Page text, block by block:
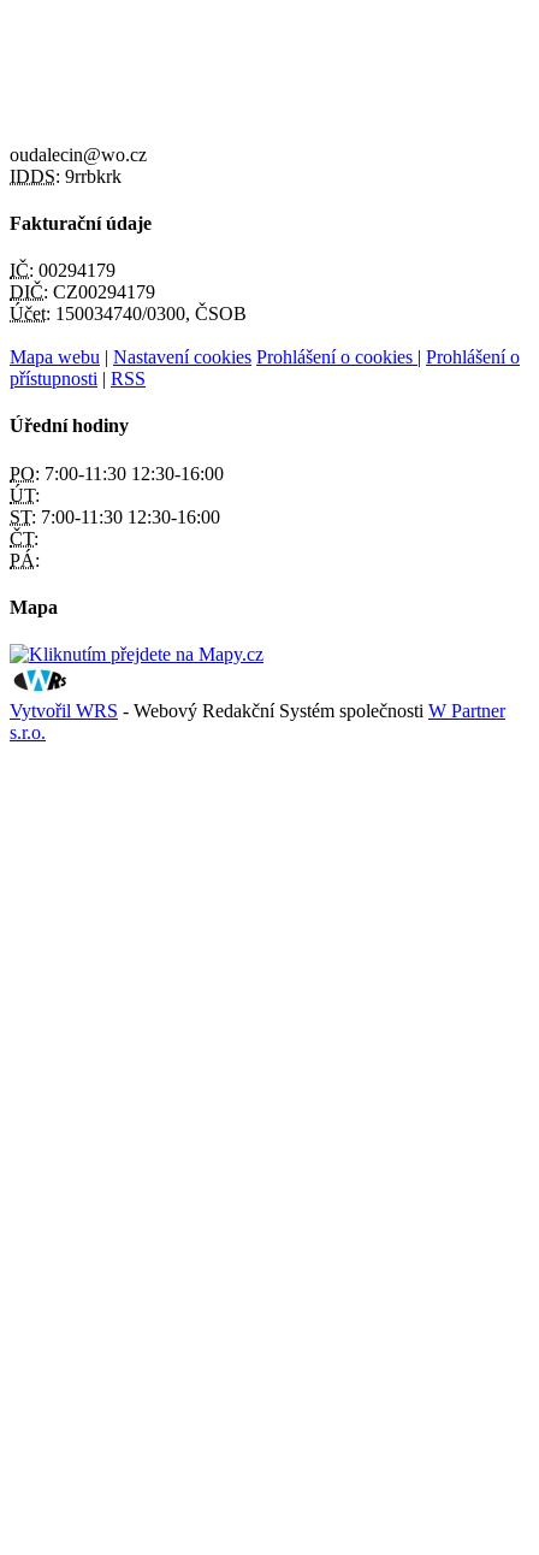
oudalecin@wo.cz
IDDS: 9rrbkrk
Fakturační údaje
IČ: 00294179
DIČ: CZ00294179
Účet: 150034740/0300, ČSOB
Mapa webu | Nastavení cookies Prohlášení o cookies | Prohlášení o
přístupnosti | RSS
Úřední hodiny
PO: 7:00-11:30 12:30-16:00
ÚT:
ST: 7:00-11:30 12:30-16:00
ČT:
PÁ:
Mapa
Vytvořil WRS - Webový Redakční Systém společnosti W Partner
s.r.o.